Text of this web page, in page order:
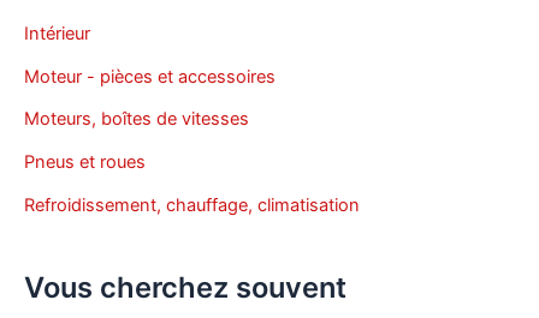
Intérieur
Moteur - pièces et accessoires
Moteurs, boîtes de vitesses
Pneus et roues
Refroidissement, chauffage, climatisation
Vous cherchez souvent